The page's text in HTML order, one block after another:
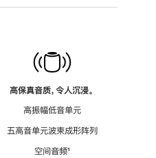
高保真音质，令人沉浸。
高振幅低音单元
五高音单元波束成形阵列
空间音频脚
¹